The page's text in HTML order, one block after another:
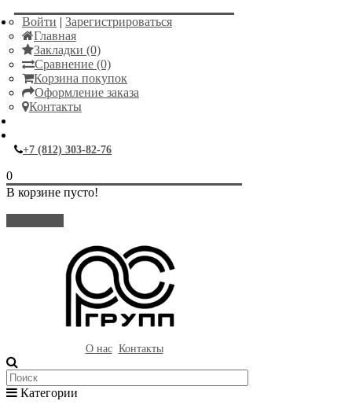
Войти | Зарегистрироваться
Главная
Закладки (0)
Сравнение (0)
Корзина покупок
Оформление заказа
Контакты
+7 (812) 303-82-76
0
В корзине пусто!
О нас Контакты
Категории